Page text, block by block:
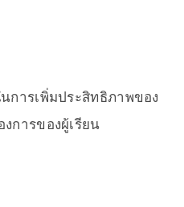
ารเพิ่มประสิทธิภาพของ
การของผู้เรียน